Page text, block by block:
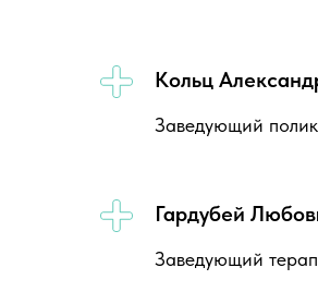
Кольц
Заведующий
Гардубей
Заведующий